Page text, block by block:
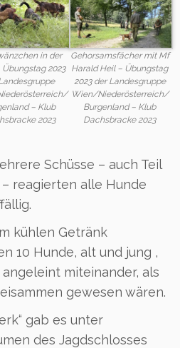
in der
Übungstag 2023
– Klub
2023
Gehorsamsfächer mit Mf
Harald Heil – Übungstag
2023 der Landesgruppe
Wien/Niederösterreich/
Burgenland – Klub
Dachsbracke 2023
Schüsse – auch Teil
reagierten alle Hunde
kühlen Getränk
10 Hunde, alt und jung ,
miteinander, als
gewesen wären.
gab es unter
des Jagdschlosses